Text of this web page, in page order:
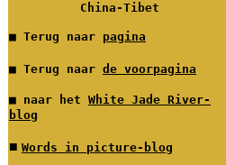
China-Tibet
■ Terug naar pagina
■ Terug naar de voorpagina
■ naar het White Jade River-
blog
■ Words in picture-blog